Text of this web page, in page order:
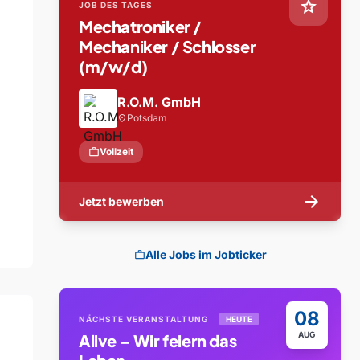
star
JOB DES TAGES
Mechatroniker /
Mechaniker / Schlosser
(m/w/d)
R.O.M. GmbH
location_on Potsdam
workVollzeit
Jetzt bewerben arrow_forward
workAlle Jobs im Jobticker
08
AUG
NÄCHSTE VERANSTALTUNG HEUTE
Alive – Wir feiern das